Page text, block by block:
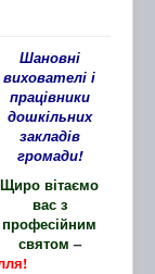
Шановні
вихователі і
працівники
дошкільних
закладів
громади!
Щиро вітаємо
вас з
професійним
святом –